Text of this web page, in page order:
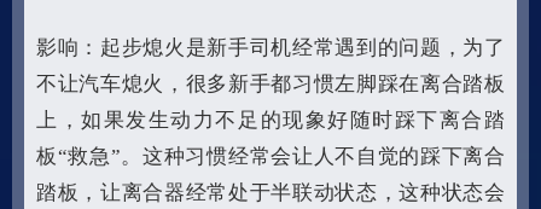
影响：起步熄火是新手司机经常遇到的问题，为了
不让汽车熄火，很多新手都习惯左脚踩在离合踏板
上，如果发生动力不足的现象好随时踩下离合踏
板“救急”。这种习惯经常会让人不自觉的踩下离合
踏板，让离合器经常处于半联动状态，这种状态会